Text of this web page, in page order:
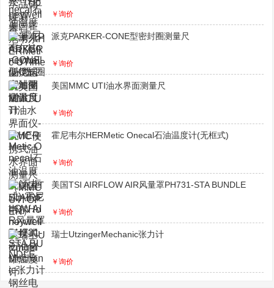
￥询价
派克PARKER-CONE型密封圈测量尺
￥询价
美国MMC UTI油水界面测量尺
￥询价
霍尼韦尔HERMetic Onecal石油温度计(无框式)
￥询价
美国TSI AIRFLOW AIR风量罩PH731-STA BUNDLE
￥询价
瑞士UtzingerMechanic张力计
￥询价